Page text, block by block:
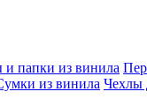
папки из винила
из винила Чехлы